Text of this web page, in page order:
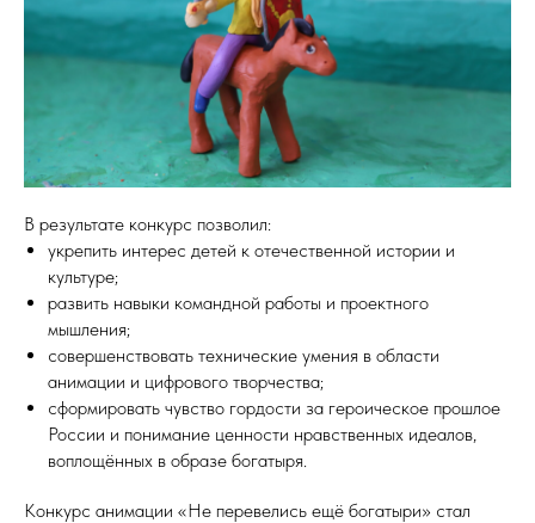
В результате конкурс позволил:
укрепить интерес детей к отечественной истории и
культуре;
развить навыки командной работы и проектного
мышления;
совершенствовать технические умения в области
анимации и цифрового творчества;
сформировать чувство гордости за героическое прошлое
России и понимание ценности нравственных идеалов,
воплощённых в образе богатыря.
Конкурс анимации «Не перевелись ещё богатыри» стал